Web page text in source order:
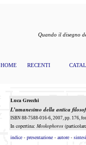
Quando il disegno
HOME RECENTI
Luca Grecchi
L’umanesimo della antica
ISBN 88-7588-016-6, 2007, pp. 176,
In copertina: Moskophoros
indice - presentazione - autore -